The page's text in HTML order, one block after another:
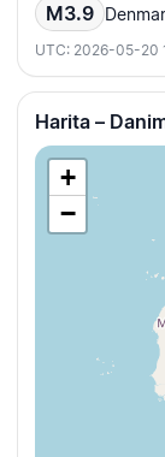
M3.9
UTC: 2026-05-20
Harita –
+
−